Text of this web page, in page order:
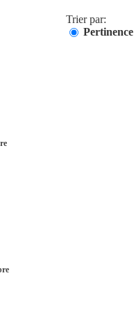
Trier par:
Pertinence